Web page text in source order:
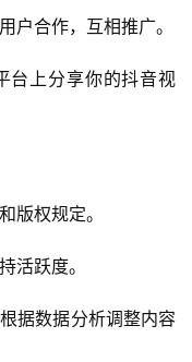
户合作，互相推广。
台上分享你的抖音视
版权规定。
活跃度。
据数据分析调整内容